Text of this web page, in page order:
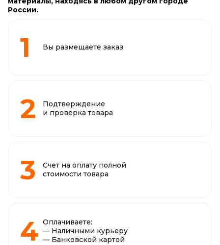
России.
Вы размещаете заказ
Подтверждение
и проверка товара
Счет на оплату полной
стоимости товара
Оплачиваете:
— Наличными курьеру
— Банковской картой